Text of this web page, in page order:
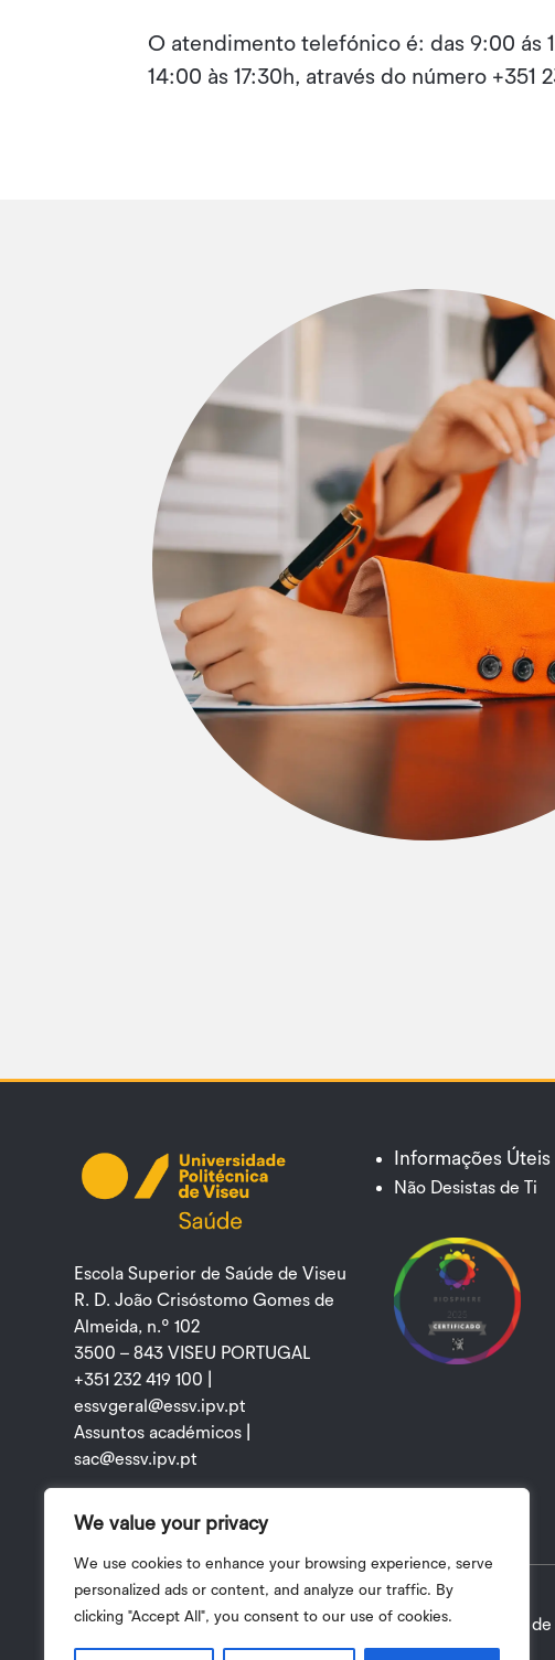
We value your privacy
We use cookies to enhance your browsing experience, serve
personalized ads or content, and analyze our traffic. By
clicking "Accept All", you consent to our use of cookies.
O atendimento telefónico é: das 9:00 ás
14:00 às 17:30h, através do número +351
Escola Superior de Saúde de Viseu
R. D. João Crisóstomo Gomes de
Almeida, n.º 102
3500 – 843 VISEU PORTUGAL
+351 232 419 100 |
essvgeral@essv.ipv.pt
Assuntos académicos |
sac@essv.ipv.pt
FacebookYouTube
Informações Úteis
Não Desistas de Ti
Política